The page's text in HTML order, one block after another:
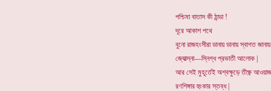
পশ্চিমা বাতাস কী ঠান্ডা !
দূরে আকাশ পথে
বুনো রাজহংসীরা ডানায় ডানায় স্বাগত জানায়
জ্যোত্স্না—স্নিগ্ধ প্রভাতী আলোক |
আর সেই মুহূর্তেই অশ্বক্ষুড়ে তীক্ষ্ণ আওয়াজ
রণশিঙ্গার হুংকার স্তব্ধ |